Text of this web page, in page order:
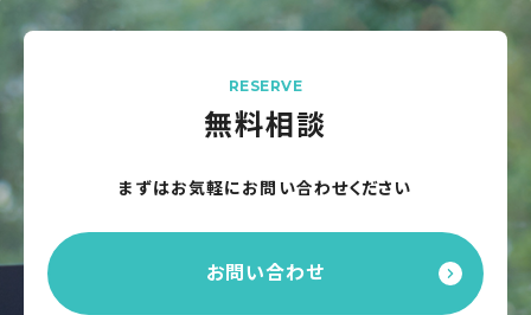
RESERVE
無料相談
まずはお気軽にお問い合わせください
お問い合わせ